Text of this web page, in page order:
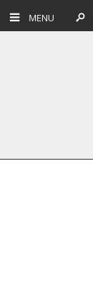
MENU